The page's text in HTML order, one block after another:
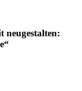
neugestalten: